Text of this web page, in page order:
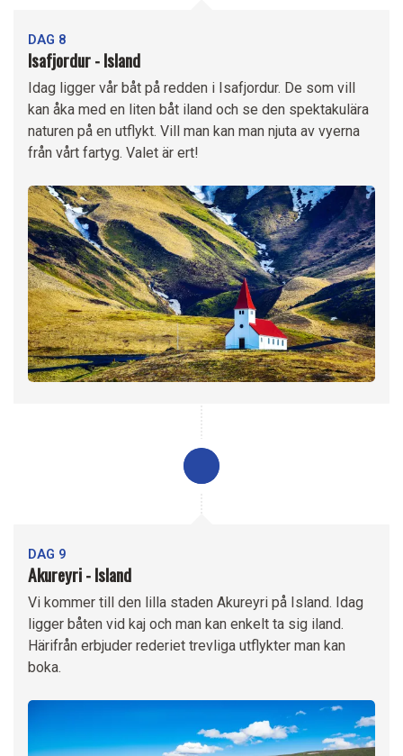
DAG 8
Isafjordur - Island
Idag ligger vår båt på redden i Isafjordur. De som vill
kan åka med en liten båt iland och se den spektakulära
naturen på en utflykt. Vill man kan man njuta av vyerna
från vårt fartyg. Valet är ert!
DAG 9
Akureyri - Island
Vi kommer till den lilla staden Akureyri på Island. Idag
ligger båten vid kaj och man kan enkelt ta sig iland.
Härifrån erbjuder rederiet trevliga utflykter man kan
boka.